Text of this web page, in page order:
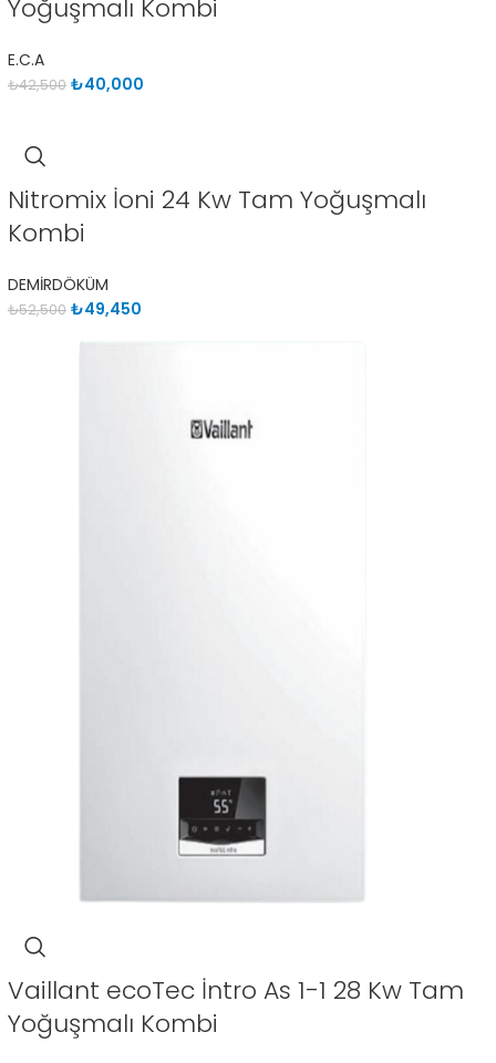
Yoğuşmalı Kombi
E.C.A
₺42,500 ₺40,000
Nitromix İoni 24 Kw Tam Yoğuşmalı
Kombi
DEMİRDÖKÜM
₺52,500 ₺49,450
Vaillant ecoTec İntro As 1-1 28 Kw Tam
Yoğuşmalı Kombi